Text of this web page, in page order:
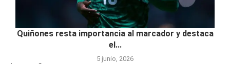
Quiñones resta importancia al marcador y destaca
el...
5 junio, 2026